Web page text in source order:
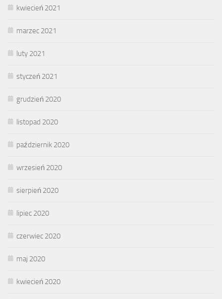
kwiecień 2021
marzec 2021
luty 2021
styczeń 2021
grudzień 2020
listopad 2020
październik 2020
wrzesień 2020
sierpień 2020
lipiec 2020
czerwiec 2020
maj 2020
kwiecień 2020